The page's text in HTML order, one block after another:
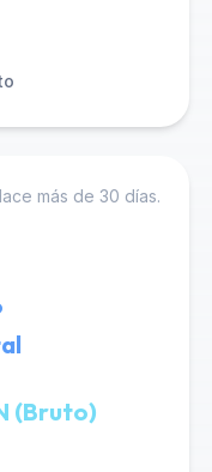
más de 30 días.
(Bruto)